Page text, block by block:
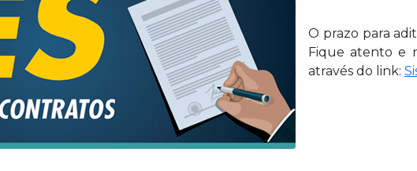
O prazo para
Fique atento e
através do link: